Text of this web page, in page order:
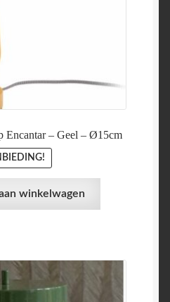
Encantar – Geel – Ø15cm
winkelwagen